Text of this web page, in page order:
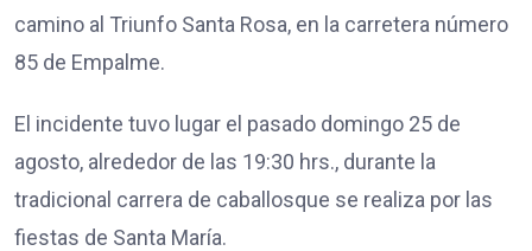
camino al Triunfo Santa Rosa, en la carretera número
85 de Empalme.
El incidente tuvo lugar el pasado domingo 25 de
agosto, alrededor de las 19:30 hrs., durante la
tradicional carrera de caballosque se realiza por las
fiestas de Santa María.